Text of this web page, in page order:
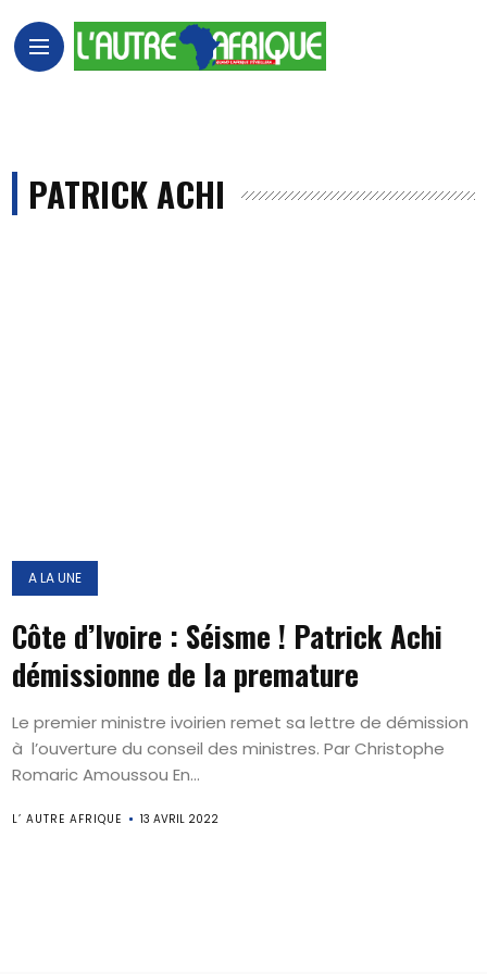
PATRICK ACHI
A LA UNE
Côte d’Ivoire : Séisme ! Patrick Achi
démissionne de la premature
Le premier ministre ivoirien remet sa lettre de démission
à l’ouverture du conseil des ministres. Par Christophe
Romaric Amoussou En...
L’ AUTRE AFRIQUE 13 AVRIL 2022